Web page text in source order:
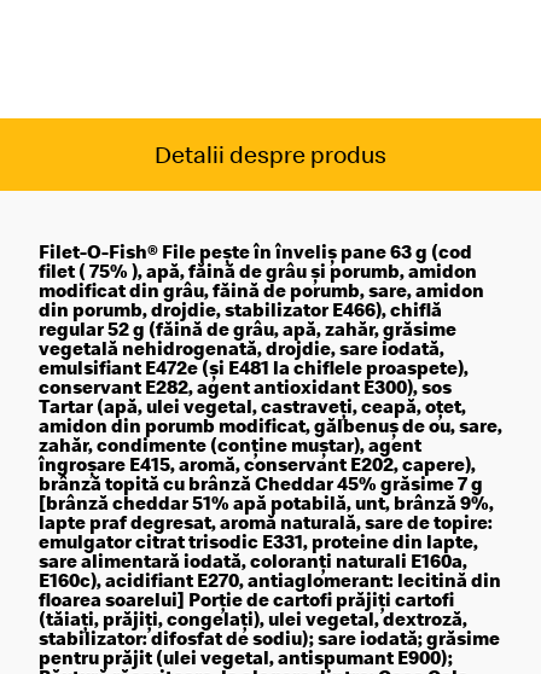
Detalii despre produs
Filet-O-Fish® File peşte în înveliş pane 63 g (cod
filet ( 75% ), apă, făină de grâu şi porumb, amidon
modificat din grâu, făină de porumb, sare, amidon
din porumb, drojdie, stabilizator E466), chiflă
regular 52 g (făină de grâu, apă, zahăr, grăsime
vegetală nehidrogenată, drojdie, sare iodată,
emulsifiant E472e (şi E481 la chiflele proaspete),
conservant E282, agent antioxidant E300), sos
Tartar (apă, ulei vegetal, castraveţi, ceapă, oţet,
amidon din porumb modificat, gălbenuş de ou, sare,
zahăr, condimente (conţine muştar), agent
îngroşare E415, aromă, conservant E202, capere),
brânză topită cu brânză Cheddar 45% grăsime 7 g
[brânză cheddar 51% apă potabilă, unt, brânză 9%,
lapte praf degresat, aromă naturală, sare de topire:
emulgator citrat trisodic E331, proteine din lapte,
sare alimentară iodată, coloranţi naturali E160a,
E160c), acidifiant E270, antiaglomerant: lecitină din
floarea soarelui] Porţie de cartofi prăjiţi cartofi
(tăiaţi, prăjiţi, congelaţi), ulei vegetal, dextroză,
stabilizator: difosfat de sodiu); sare iodată; grăsime
pentru prăjit (ulei vegetal, antispumant E900);